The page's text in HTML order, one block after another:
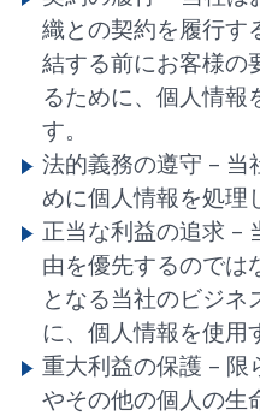
織との契約を履行す
結する前にお客様の
るために、個人情報
す。
法的義務の遵守 – 当
めに個人情報を処理
正当な利益の追求 –
由を優先するのでは
となる当社のビジネ
に、個人情報を使用
重大利益の保護 – 限
やその他の個人の生